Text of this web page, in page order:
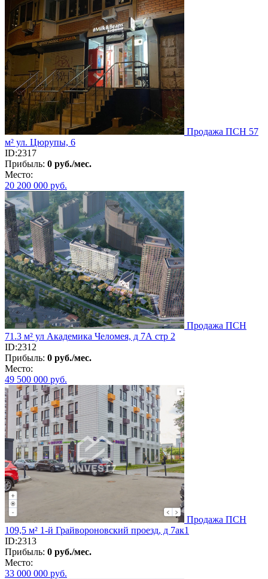
Продажа ПСН 57
м² ул. Цюрупы, 6
ID:2317
Прибыль: 0 руб./мес.
Место:
20 200 000 руб.
Продажа ПСН
71.3 м² ул Академика Челомея, д 7А стр 2
ID:2312
Прибыль: 0 руб./мес.
Место:
49 500 000 руб.
Продажа ПСН
109,5 м² 1-й Грайвороновский проезд, д 7ак1
ID:2313
Прибыль: 0 руб./мес.
Место:
33 000 000 руб.